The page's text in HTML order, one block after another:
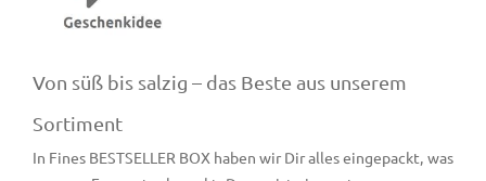
Von süß bis salzig – das Beste aus unserem
Sortiment
In Fines BESTSELLER BOX haben wir Dir alles eingepackt, was